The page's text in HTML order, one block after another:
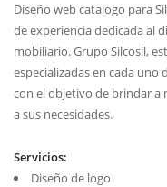
Diseño web catalogo para
de experiencia dedicada al
mobiliario. Grupo Silcosil,
especializadas en cada
con el objetivo de brindar a
a sus necesidades.
Servicios:
Diseño de logo